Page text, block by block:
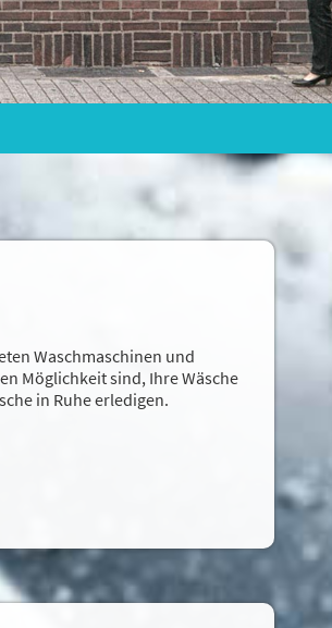
Waschmaschinen und
Möglichkeit sind, Ihre Wäsche
in Ruhe erledigen.